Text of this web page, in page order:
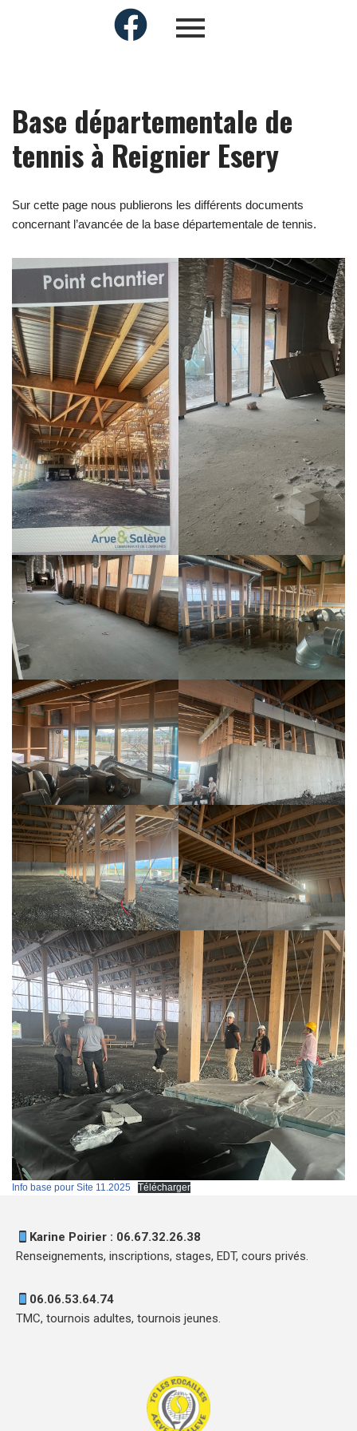
Base départementale de
tennis à Reignier Esery
Sur cette page nous publierons les différents documents
concernant l’avancée de la base départementale de tennis.
Info base pour Site 11.2025 Télécharger
Karine Poirier : 06.67.32.26.38
Renseignements, inscriptions, stages, EDT, cours privés.
06.06.53.64.74
TMC, tournois adultes, tournois jeunes.